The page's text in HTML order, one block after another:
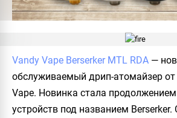
Vandy Vape Berserker MTL RDA —
обслуживаемый дрип-атомайзер
Vape. Новинка стала
устройств под названием